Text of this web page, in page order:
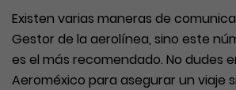
Existen varias maneras de
Gestor de la aerolínea, sino este
es el más recomendado. No dudes
Aeroméxico para asegurar un viaje